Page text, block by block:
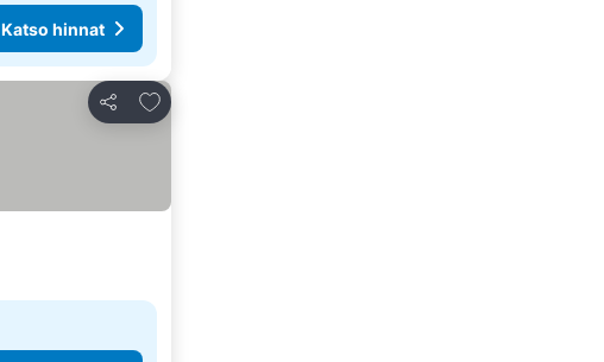
Katso hinnat
Jaa
Lisää suosikkeihin